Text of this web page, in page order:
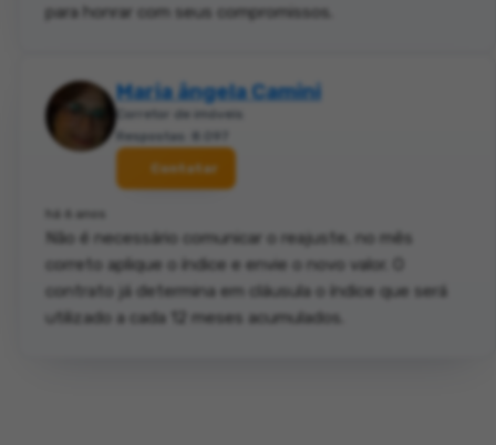
para honrar com seus compromissos.
Maria ângela Camini
Corretor de imóveis
Respostas: 8.097
Contatar
há 6 anos
Não é necessário comunicar o reajuste, no mês
correto aplique o índice e envie o novo valor. O
contrato já determina em cláusula o índice que será
utilizado a cada 12 meses acumulados.